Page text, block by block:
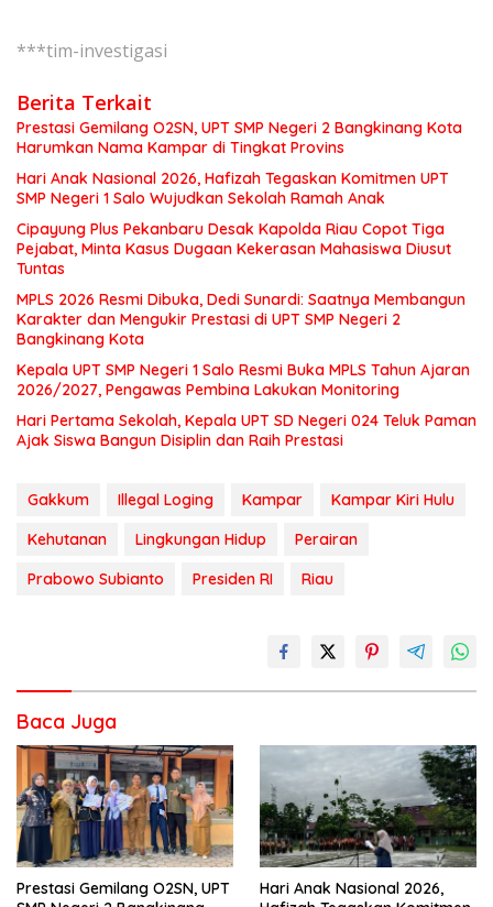
***tim-investigasi
Berita Terkait
Prestasi Gemilang O2SN, UPT SMP Negeri 2 Bangkinang Kota
Harumkan Nama Kampar di Tingkat Provins
Hari Anak Nasional 2026, Hafizah Tegaskan Komitmen UPT
SMP Negeri 1 Salo Wujudkan Sekolah Ramah Anak
Cipayung Plus Pekanbaru Desak Kapolda Riau Copot Tiga
Pejabat, Minta Kasus Dugaan Kekerasan Mahasiswa Diusut
Tuntas
MPLS 2026 Resmi Dibuka, Dedi Sunardi: Saatnya Membangun
Karakter dan Mengukir Prestasi di UPT SMP Negeri 2
Bangkinang Kota
Kepala UPT SMP Negeri 1 Salo Resmi Buka MPLS Tahun Ajaran
2026/2027, Pengawas Pembina Lakukan Monitoring
Hari Pertama Sekolah, Kepala UPT SD Negeri 024 Teluk Paman
Ajak Siswa Bangun Disiplin dan Raih Prestasi
Gakkum Illegal Loging Kampar
Kampar Kiri Hulu
Kehutanan
Lingkungan Hidup
Perairan
Prabowo Subianto
Presiden RI Riau
Baca Juga
Prestasi Gemilang O2SN, UPT
Hari Anak Nasional 2026,